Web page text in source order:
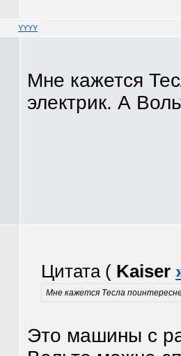
YYYY
Мне кажется
электрик. А
Цитата ( Kaiser
Мне кажется Тесла
Это машины с